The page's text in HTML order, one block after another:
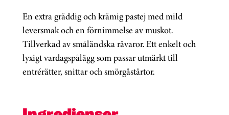
En extra gräddig och krämig pastej med mild
leversmak och en förnimmelse av muskot.
Tillverkad av småländska råvaror. Ett enkelt och
lyxigt vardagspålägg som passar utmärkt till
entrérätter, snittar och smörgåstårtor.